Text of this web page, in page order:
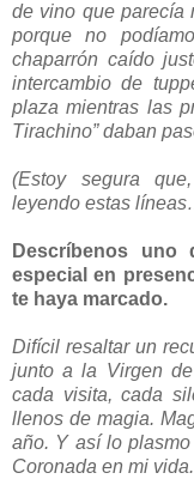
de vino que parecía
porque no
chaparrón caído
intercambio de
plaza mientras las
Tirachino” daban
(Estoy segura
leyendo estas
Descríbenos
especial en
te haya marcado.
Difícil resaltar un
junto a la Virgen
cada visita, cada
llenos de magia.
año. Y así lo
Coronada en mi vida.